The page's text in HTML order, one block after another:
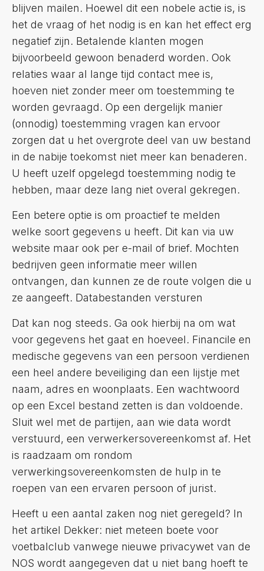
blijven mailen. Hoewel dit een nobele actie is, is
het de vraag of het nodig is en kan het effect erg
negatief zijn. Betalende klanten mogen
bijvoorbeeld gewoon benaderd worden. Ook
relaties waar al lange tijd contact mee is,
hoeven niet zonder meer om toestemming te
worden gevraagd. Op een dergelijk manier
(onnodig) toestemming vragen kan ervoor
zorgen dat u het overgrote deel van uw bestand
in de nabije toekomst niet meer kan benaderen.
U heeft uzelf opgelegd toestemming nodig te
hebben, maar deze lang niet overal gekregen.
Een betere optie is om proactief te melden
welke soort gegevens u heeft. Dit kan via uw
website maar ook per e-mail of brief. Mochten
bedrijven geen informatie meer willen
ontvangen, dan kunnen ze de route volgen die u
ze aangeeft. Databestanden versturen
Dat kan nog steeds. Ga ook hierbij na om wat
voor gegevens het gaat en hoeveel. Financile en
medische gegevens van een persoon verdienen
een heel andere beveiliging dan een lijstje met
naam, adres en woonplaats. Een wachtwoord
op een Excel bestand zetten is dan voldoende.
Sluit wel met de partijen, aan wie data wordt
verstuurd, een verwerkersovereenkomst af. Het
is raadzaam om rondom
verwerkingsovereenkomsten de hulp in te
roepen van een ervaren persoon of jurist.
Heeft u een aantal zaken nog niet geregeld? In
het artikel Dekker: niet meteen boete voor
voetbalclub vanwege nieuwe privacywet van de
NOS wordt aangegeven dat u niet bang hoeft te